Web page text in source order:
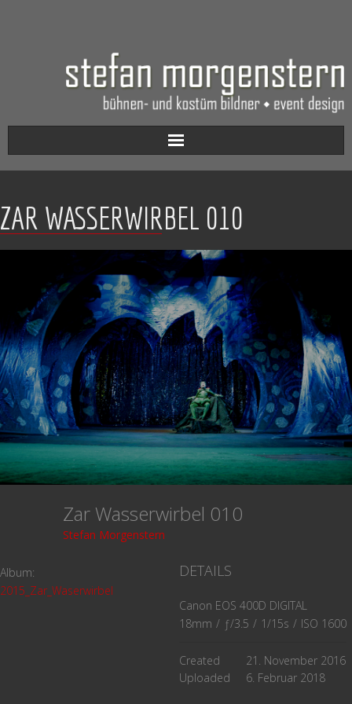
Aktuell
Werkverzeichnis
Biografie
Kontakt
ZAR WASSERWIRBEL 010
Zar Wasserwirbel 010
Stefan Morgenstern
Album:
2015_Zar_Waserwirbel
DETAILS
Canon EOS 400D DIGITAL
18mm / ƒ/3.5 / 1/15s / ISO 1600
Created
21. November 2016
Uploaded
6. Februar 2018